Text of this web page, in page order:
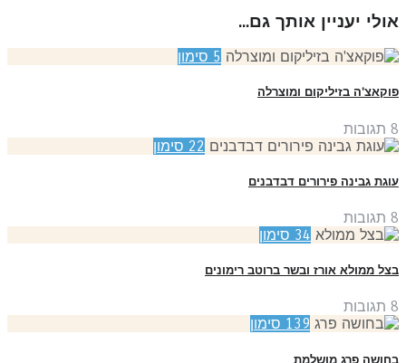
יעניין אותך גם...
5 סימון
בזיליקום ומוצרלה
תגובות
22
סימון
גבינה פירורים דבדבנים
תגובות
34 סימון
ממולא אורז ובשר ברוטב רימונים
תגובות
139 סימון
פרג מושלמת